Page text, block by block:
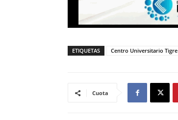
ETIQUETAS Centro Universitario Tigre
Cuota